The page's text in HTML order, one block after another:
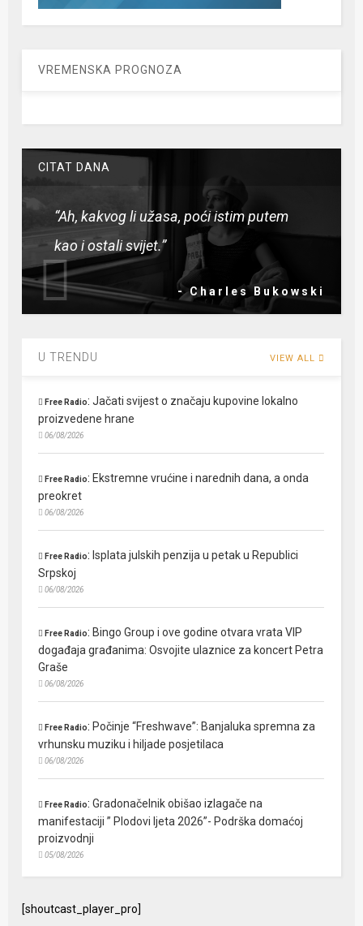
VREMENSKA PROGNOZA
CITAT DANA
“Ah, kakvog li užasa, poći istim putem
kao i ostali svijet.”
- Charles Bukowski
U TRENDU VIEW ALL
Free Radio:Jačati svijest o značaju kupovine lokalno
proizvedene hrane
06/08/2026
Free Radio: Ekstremne vrućine i narednih dana, a onda
preokret
06/08/2026
Free Radio: Isplata julskih penzija u petak u Republici
Srpskoj
06/08/2026
Free Radio: Bingo Group i ove godine otvara vrata VIP
događaja građanima: Osvojite ulaznice za koncert Petra
Graše
06/08/2026
Free Radio: Počinje “Freshwave”: Banjaluka spremna za
vrhunsku muziku i hiljade posjetilaca
06/08/2026
Free Radio:Gradonačelnik obišao izlagače na
manifestaciji ” Plodovi ljeta 2026”- Podrška domaćoj
proizvodnji
05/08/2026
[shoutcast_player_pro]